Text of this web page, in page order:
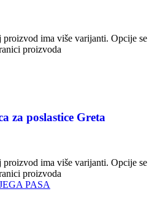
proizvod ima više varijanti. Opcije se
proizvoda
za poslastice Greta
proizvod ima više varijanti. Opcije se
proizvoda
PASA